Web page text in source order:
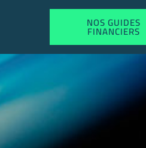
NOS GUIDES
FINANCIERS